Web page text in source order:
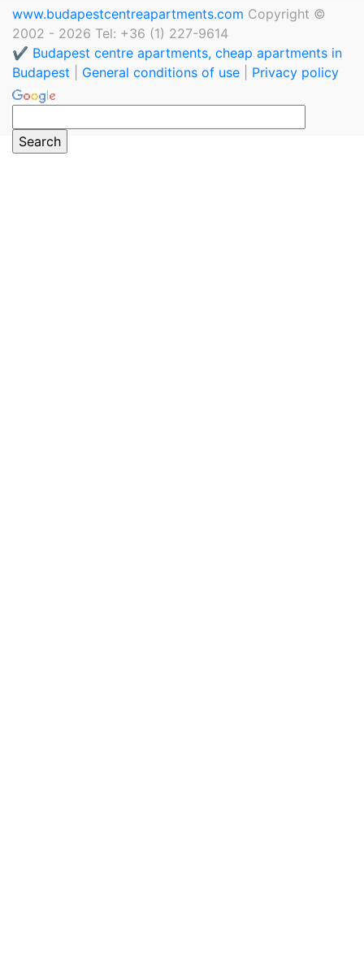
www.budapestcentreapartments.com Copyright ©
2002 - 2026 Tel: +36 (1) 227-9614
✔️ Budapest centre apartments, cheap apartments in
Budapest
General conditions of use Privacy policy